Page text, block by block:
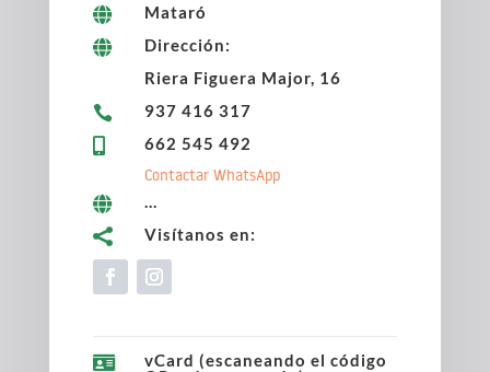

Mataró

Dirección:
Riera Figuera Major, 16

937 416 317

662 545 492
Contactar WhatsApp

...

Visítanos en:

vCard (escaneando el código